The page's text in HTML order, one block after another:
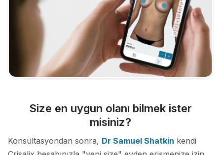
Size en uygun olanı bilmek ister
misiniz?
Konsültasyondan sonra, Dr Samuel Shatkin kendi